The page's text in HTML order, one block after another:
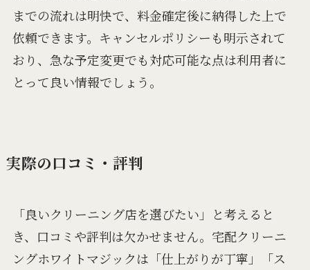
までの流れは明快で、料金確定後に納得した上で
依頼できます。キャンセルポリシーも明示されて
おり、急な予定変更でも対応可能な点は利用者に
とって良い情報でしょう。
実際の口コミ・評判
「良いクリーニング店を選びたい」と考えると
き、口コミや評判は欠かせません。宅配クリーニ
ングホワイトマジックは「仕上がりが丁寧」「ス